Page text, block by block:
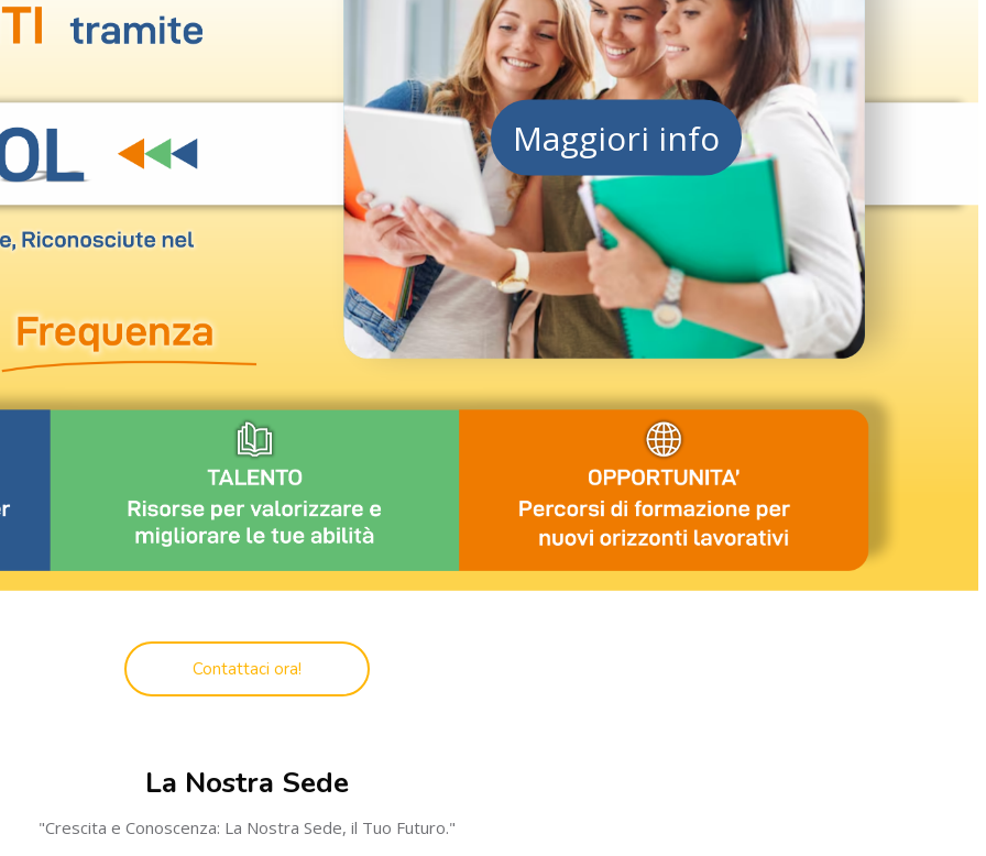
Maggiori info
Contattaci ora!
La Nostra Sede
"Crescita e Conoscenza: La Nostra Sede, il Tuo Futuro."